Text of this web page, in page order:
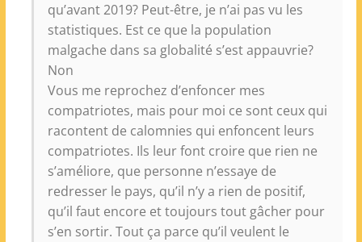
qu’avant 2019? Peut-être, je n’ai pas vu les
statistiques. Est ce que la population
malgache dans sa globalité s’est appauvrie?
Non
Vous me reprochez d’enfoncer mes
compatriotes, mais pour moi ce sont ceux qui
racontent de calomnies qui enfoncent leurs
compatriotes. Ils leur font croire que rien ne
s’améliore, que personne n’essaye de
redresser le pays, qu’il n’y a rien de positif,
qu’il faut encore et toujours tout gâcher pour
s’en sortir. Tout ça parce qu’il veulent le